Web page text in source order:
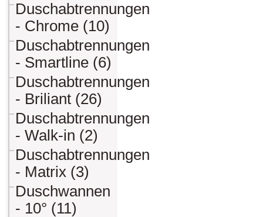
Duschabtrennungen
- Chrome (10)
Duschabtrennungen
- Smartline (6)
Duschabtrennungen
- Briliant (26)
Duschabtrennungen
- Walk-in (2)
Duschabtrennungen
- Matrix (3)
Duschwannen
- 10° (11)